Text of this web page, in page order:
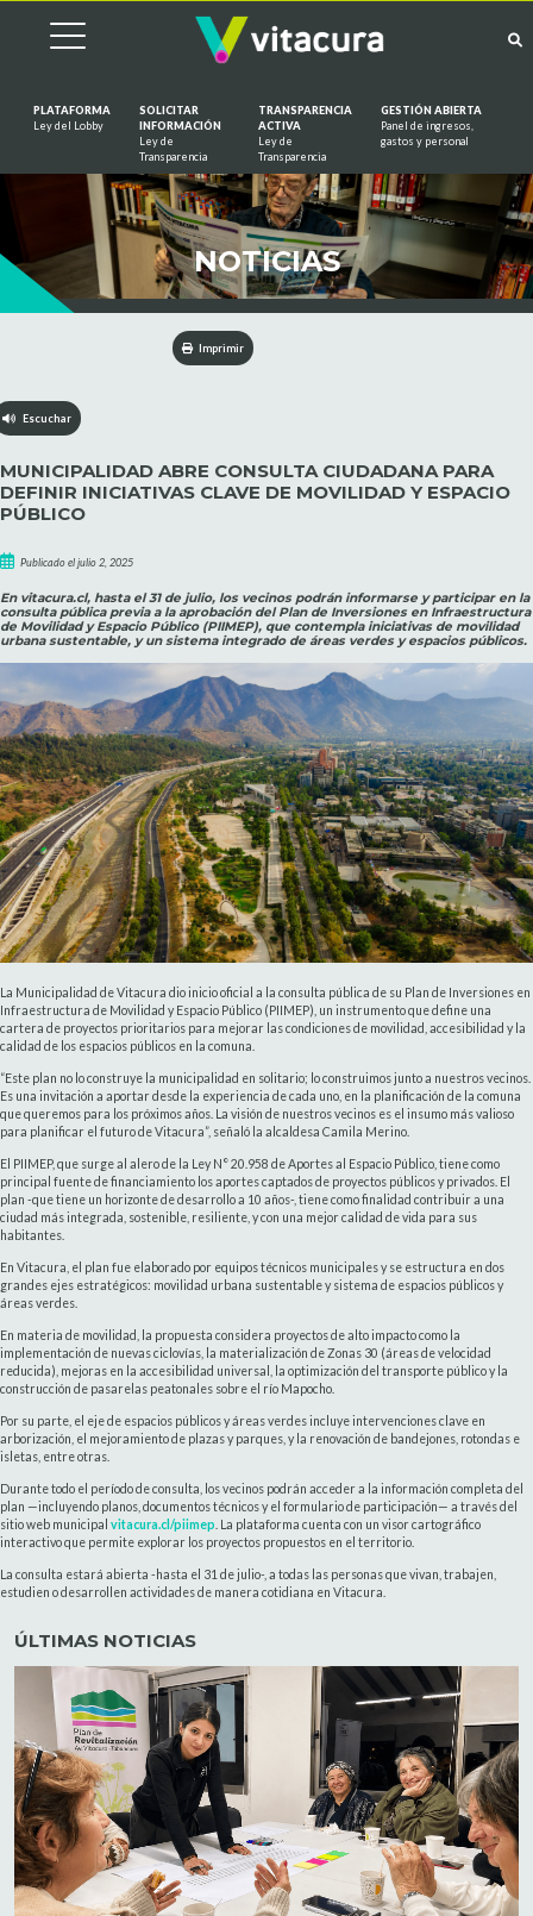
PLATAFORMA
Ley del Lobby
SOLICITAR
INFORMACIÓN
Ley de
Transparencia
TRANSPARENCIA
ACTIVA
Ley de
Transparencia
GESTIÓN ABIERTA
Panel de ingresos,
gastos y personal
NOTICIAS
Imprimir
Escuchar
MUNICIPALIDAD ABRE CONSULTA CIUDADANA PARA
DEFINIR INICIATIVAS CLAVE DE MOVILIDAD Y ESPACIO
PÚBLICO
Publicado el julio 2, 2025
En vitacura.cl, hasta el 31 de julio, los vecinos podrán informarse y participar en la
consulta pública previa a la aprobación del Plan de Inversiones en Infraestructura
de Movilidad y Espacio Público (PIIMEP), que contempla iniciativas de movilidad
urbana sustentable, y un sistema integrado de áreas verdes y espacios públicos.
La Municipalidad de Vitacura dio inicio oficial a la consulta pública de su Plan de Inversiones en
Infraestructura de Movilidad y Espacio Público (PIIMEP), un instrumento que define una
cartera de proyectos prioritarios para mejorar las condiciones de movilidad, accesibilidad y la
calidad de los espacios públicos en la comuna.
“Este plan no lo construye la municipalidad en solitario; lo construimos junto a nuestros vecinos.
Es una invitación a aportar desde la experiencia de cada uno, en la planificación de la comuna
que queremos para los próximos años. La visión de nuestros vecinos es el insumo más valioso
para planificar el futuro de Vitacura”, señaló la alcaldesa Camila Merino.
El PIIMEP, que surge al alero de la Ley N° 20.958 de Aportes al Espacio Público, tiene como
principal fuente de financiamiento los aportes captados de proyectos públicos y privados. El
plan -que tiene un horizonte de desarrollo a 10 años-, tiene como finalidad contribuir a una
ciudad más integrada, sostenible, resiliente, y con una mejor calidad de vida para sus
habitantes.
En Vitacura, el plan fue elaborado por equipos técnicos municipales y se estructura en dos
grandes ejes estratégicos: movilidad urbana sustentable y sistema de espacios públicos y
áreas verdes.
En materia de movilidad, la propuesta considera proyectos de alto impacto como la
implementación de nuevas ciclovías, la materialización de Zonas 30 (áreas de velocidad
reducida), mejoras en la accesibilidad universal, la optimización del transporte público y la
construcción de pasarelas peatonales sobre el río Mapocho.
Por su parte, el eje de espacios públicos y áreas verdes incluye intervenciones clave en
arborización, el mejoramiento de plazas y parques, y la renovación de bandejones, rotondas e
isletas, entre otras.
Durante todo el período de consulta, los vecinos podrán acceder a la información completa del
plan —incluyendo planos, documentos técnicos y el formulario de participación— a través del
sitio web municipal vitacura.cl/piimep . La plataforma cuenta con un visor cartográfico
interactivo que permite explorar los proyectos propuestos en el territorio.
La consulta estará abierta -hasta el 31 de julio-, a todas las personas que vivan, trabajen,
estudien o desarrollen actividades de manera cotidiana en Vitacura.
ÚLTIMAS NOTICIAS